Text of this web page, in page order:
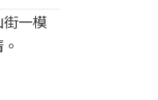
一模